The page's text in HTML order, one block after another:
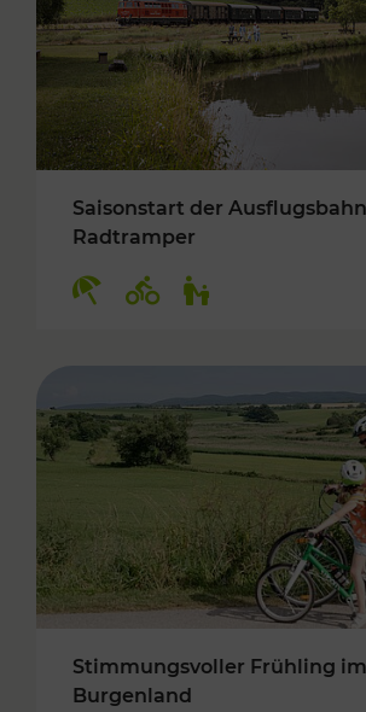
Saisonstart der
Radtramper
Stimmungsvoller Frühling im
Burgenland